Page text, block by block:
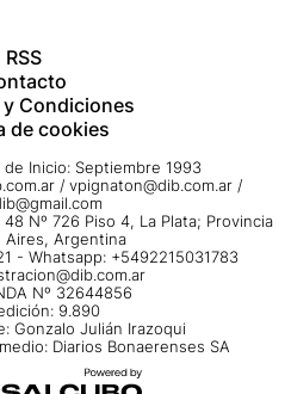
RSS
Condiciones
de cookies
Inicio: Septiembre 1993
/ vpignaton@dib.com.ar /
Nº 726 Piso 4, La Plata; Provincia
Aires, Argentina
- Whatsapp: +5492215031783
Nº 32644856
9.890
Gonzalo Julián Irazoqui
Diarios Bonaerenses SA